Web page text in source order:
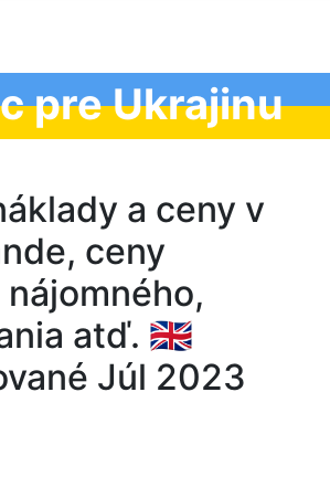
pre Ukrajinu
a ceny v
ceny
atď. 🇬🇧
Júl 2023